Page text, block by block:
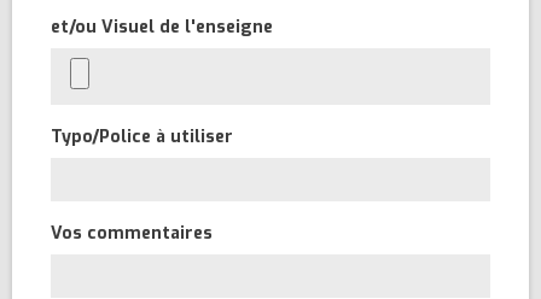
et/ou Visuel de l'enseigne
Typo/Police à utiliser
Vos commentaires